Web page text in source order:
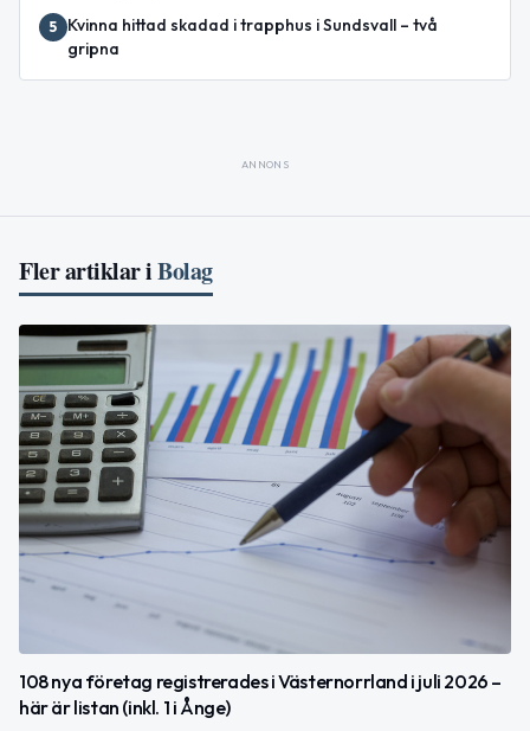
5
Kvinna hittad skadad i trapphus i Sundsvall – två
gripna
ANNONS
Fler artiklar iBolag
108 nya företag registrerades i Västernorrland i juli 2026 –
här är listan (inkl. 1 i Ånge)